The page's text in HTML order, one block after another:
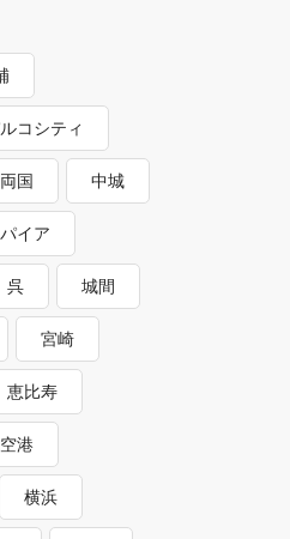
コシティ
両国 中城
イア
呉 城間
宮崎
恵比寿
港
横浜